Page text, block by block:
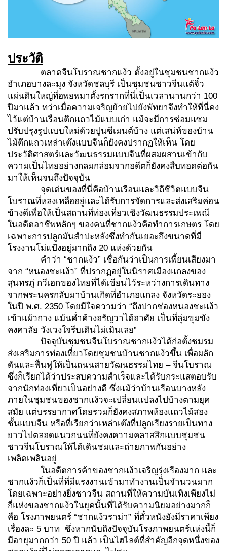
ประวัติ
ตลาดจีนโบราณชากแง้ว ตั้งอยู่ในชุมชนชากแง้ว
อำเภอบางละมุง จังหวัดชลบุรี เป็นชุมชนชาวจีนแต้จิ๋ว
แผ่นดินใหญ่ที่อพยพมาตั้งรกรากที่นี่เป็นเวลานานกว่า 100
ปีมาแล้ว ทว่าเมื่อความเจริญย้ายไปยังพัทยาจึงทำให้ที่นี่คง
ไว้แต่บ้านเรือนตึกแถวไม้แบบเก่า แม้จะมีการซ่อมแซม
ปรับปรุงรูปแบบใหม่ด้วยปูนซีเมนต์บ้าง แต่เสน่ห์ของบ้าน
ไม้ตึกแถวเหล่าเต๊งแบบจีนก็ยังคงปรากฏให้เห็น โดย
ประวัติศาสตร์และวัฒนธรรมแบบจีนที่ผสมผสานเข้ากับ
ความเป็นไทยอย่างกลมกล่อมจากอดีตก็ยังคงสืบทอดต่อกัน
มาให้เห็นจนถึงปัจจุบัน
จุดเด่นของที่นี่คือบ้านเรือนและวิถีชีวิตแบบจีน
โบราณที่หลงเหลืออยู่และได้รับการจัดการและส่งเสริมค่อน
ข้างดีเพื่อให้เป็นสถานที่ท่องเที่ยวเชิงวัฒนธรรมประเพณี
ในอดีตอาชีพหลักๆ ของคนที่ชากแง้วคือทำการเกษตร โดย
เฉพาะการปลูกมันสำปะหลังซึ่งทำกันเยอะถึงขนาดที่มี
โรงงานโม่แป้งอยู่มากถึง 20 แห่งด้วยกัน
คำว่า “ชากแง้ว” เชื่อกันว่าเป็นการเพี้ยนเสียงมา
จาก “หนองชะแง้ว” ที่ปรากฏอยู่ในนิราศเมืองแกลงของ
สุนทรภู่ กวีเอกของไทยที่ได้เขียนไว้ระหว่างการเดินทาง
จากพระนครกลับมาบ้านเกิดที่อำเภอแกลง จังหวัดระยอง
ในปี พ.ศ. 2350 โดยมีใจความว่า “ถึงปากช่องหนองชะแง้ว
เข้าแผ้วถาง แม้นค่ำค้างอรัญวาได้อาศัย เป็นที่ลุ่มขุมขัง
คงคาลัย วังเวงใจรีบเดินไม่เมินเลย”
ปัจจุบันชุมชนจีนโบราณชากแง้วได้ก่อตั้งชมรม
ส่งเสริมการท่องเที่ยวโดยชุมชนบ้านชากแง้วขึ้น เพื่อผลัก
ดันและฟื้นฟูให้เป็นถนนสายวัฒนธรรมไทย – จีนโบราณ
ซึ่งก็เรียกได้ว่าประสบความสำเร็จและได้รับกระแสตอบรับ
จากนักท่องเที่ยวเป็นอย่างดี ซึ่งแม้ว่าบ้านเรือนบางหลัง
ภายในชุมชนของชากแง้วจะเปลี่ยนแปลงไปบ้างตามยุค
สมัย แต่บรรยากาศโดยรวมก็ยังคงสภาพห้องแถวไม้สอง
ชั้นแบบจีน หรือที่เรียกว่าเหล่าเต๊งที่ปลูกเรียงรายเป็นทาง
ยาวไปตลอดแนวถนนที่ยังคงความคลาสสิกแบบชุมชน
ชาวจีนโบราณให้ได้เดินชมและถ่ายภาพกันอย่าง
เพลิดเพลินอยู่
ในอดีตการค้าของชากแง้วเจริญรุ่งเรืองมาก และ
ชากแง้วก็เป็นที่ที่มีแรงงานเข้ามาทำงานเป็นจำนวนมาก
โดยเฉพาะอย่างยิ่งชาวจีน สถานที่ให้ความบันเทิงเพียงไม่
กี่แห่งของชากแง้วในยุคนั้นที่ได้รับความนิยมอย่างมากก็
คือ โรงภาพยนตร์ “ชากแง้วราม่า” ที่ตั๋วหนังยังมีราคาเพียง
เรื่องละ 5 บาท ซึ่งหากนับถึงปัจจุบันโรงภาพยนตร์แห่งนี้ก็
มีอายุมากกว่า 50 ปี แล้ว เป็นไฮไลต์ที่สำคัญอีกจุดหนึ่งของ